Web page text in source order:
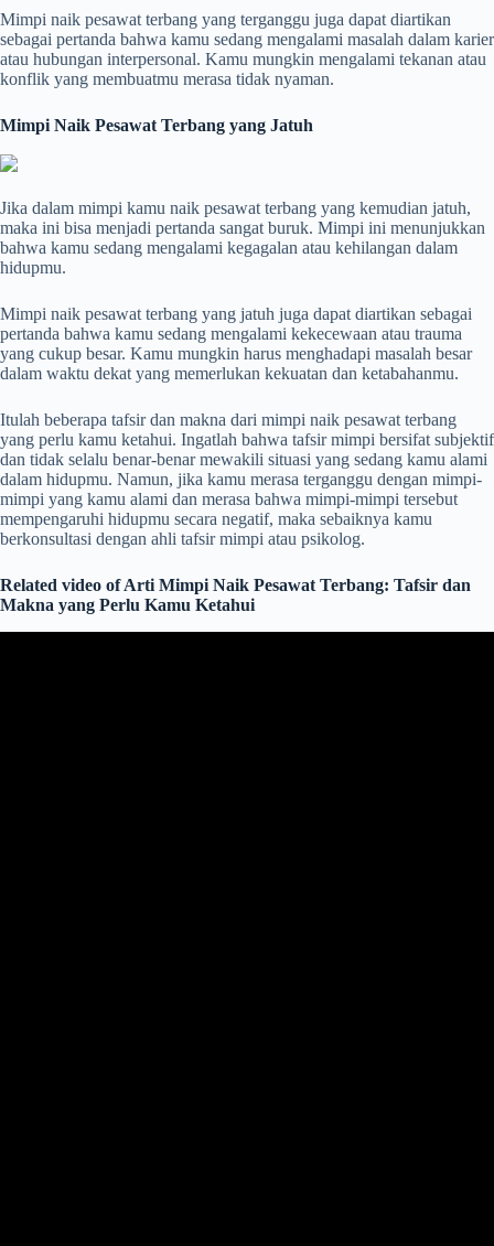
Mimpi naik pesawat terbang yang terganggu juga dapat diartikan
sebagai pertanda bahwa kamu sedang mengalami masalah dalam karier
atau hubungan interpersonal. Kamu mungkin mengalami tekanan atau
konflik yang membuatmu merasa tidak nyaman.
Mimpi Naik Pesawat Terbang yang Jatuh
Jika dalam mimpi kamu naik pesawat terbang yang kemudian jatuh,
maka ini bisa menjadi pertanda sangat buruk. Mimpi ini menunjukkan
bahwa kamu sedang mengalami kegagalan atau kehilangan dalam
hidupmu.
Mimpi naik pesawat terbang yang jatuh juga dapat diartikan sebagai
pertanda bahwa kamu sedang mengalami kekecewaan atau trauma
yang cukup besar. Kamu mungkin harus menghadapi masalah besar
dalam waktu dekat yang memerlukan kekuatan dan ketabahanmu.
Itulah beberapa tafsir dan makna dari mimpi naik pesawat terbang
yang perlu kamu ketahui. Ingatlah bahwa tafsir mimpi bersifat subjektif
dan tidak selalu benar-benar mewakili situasi yang sedang kamu alami
dalam hidupmu. Namun, jika kamu merasa terganggu dengan mimpi-
mimpi yang kamu alami dan merasa bahwa mimpi-mimpi tersebut
mempengaruhi hidupmu secara negatif, maka sebaiknya kamu
berkonsultasi dengan ahli tafsir mimpi atau psikolog.
Related video of Arti Mimpi Naik Pesawat Terbang: Tafsir dan
Makna yang Perlu Kamu Ketahui